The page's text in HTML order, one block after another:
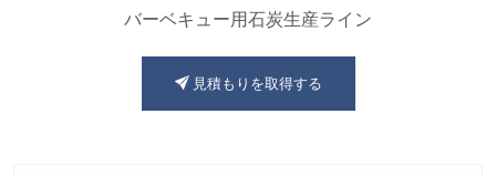
バーベキュー用石炭生産ライン
見積もりを取得する